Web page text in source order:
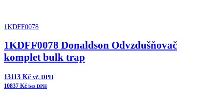
1KDFF0078
1KDFF0078 Donaldson Odvzdušňovač
komplet bulk trap
13113 Kč vč. DPH
10837 Kč bez DPH